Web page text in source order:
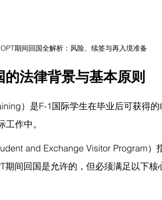
OPT期间回国全解析：风险、续签与再入境准备
法律背景与基本原则
）是F-1国际学生在毕业后可获得
作中。
and Exchange Visitor Program）
期间回国是允许的，但必须满足以下核